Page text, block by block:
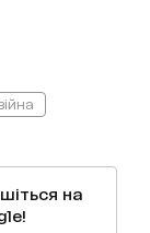
на